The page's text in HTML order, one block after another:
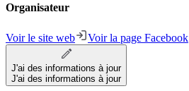
Organisateur
Voir le site web Voir la page Facebook
J'ai des informations à jour
J'ai des informations à jour